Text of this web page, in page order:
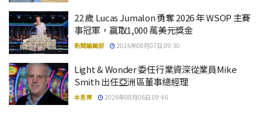
22 歲 Lucas Jumalon 勇奪 2026 年 WSOP 主賽
事冠軍，贏取1,000 萬美元獎金
新聞編輯部 2026年08月07日 09:30
Light & Wonder 委任行業資深從業員Mike
Smith 出任亞洲區董事總經理
本思齊 2026年08月06日 09:46